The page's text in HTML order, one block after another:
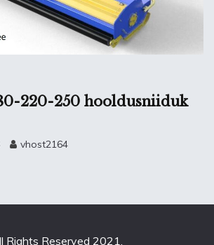
220-250 hooldusniiduk
vhost2164
Rights Reserved 2021.